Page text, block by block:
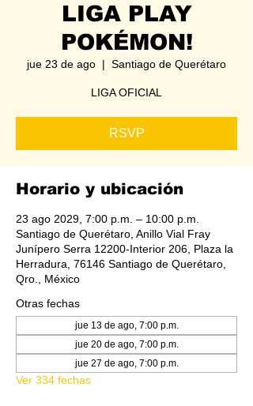
LIGA PLAY
POKÉMON!
jue 23 de ago
  |
Santiago de Querétaro
LIGA OFICIAL
RSVP
Horario y ubicación
23 ago 2029, 7:00 p.m. – 10:00 p.m.
Santiago de Querétaro, Anillo Vial Fray
Junípero Serra 12200-Interior 206, Plaza la
Herradura, 76146 Santiago de Querétaro,
Qro., México
Otras fechas
jue 13 de ago, 7:00 p.m.
jue 20 de ago, 7:00 p.m.
jue 27 de ago, 7:00 p.m.
Ver 334 fechas